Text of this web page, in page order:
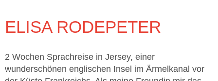
ELISA RODEPETER
2 Wochen Sprachreise in Jersey, einer
wunderschönen englischen Insel im Ärmelkanal vor